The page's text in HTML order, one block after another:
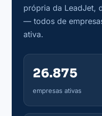
própria da LeadJet,
— todos de
ativa.
26.875
empresas ativas